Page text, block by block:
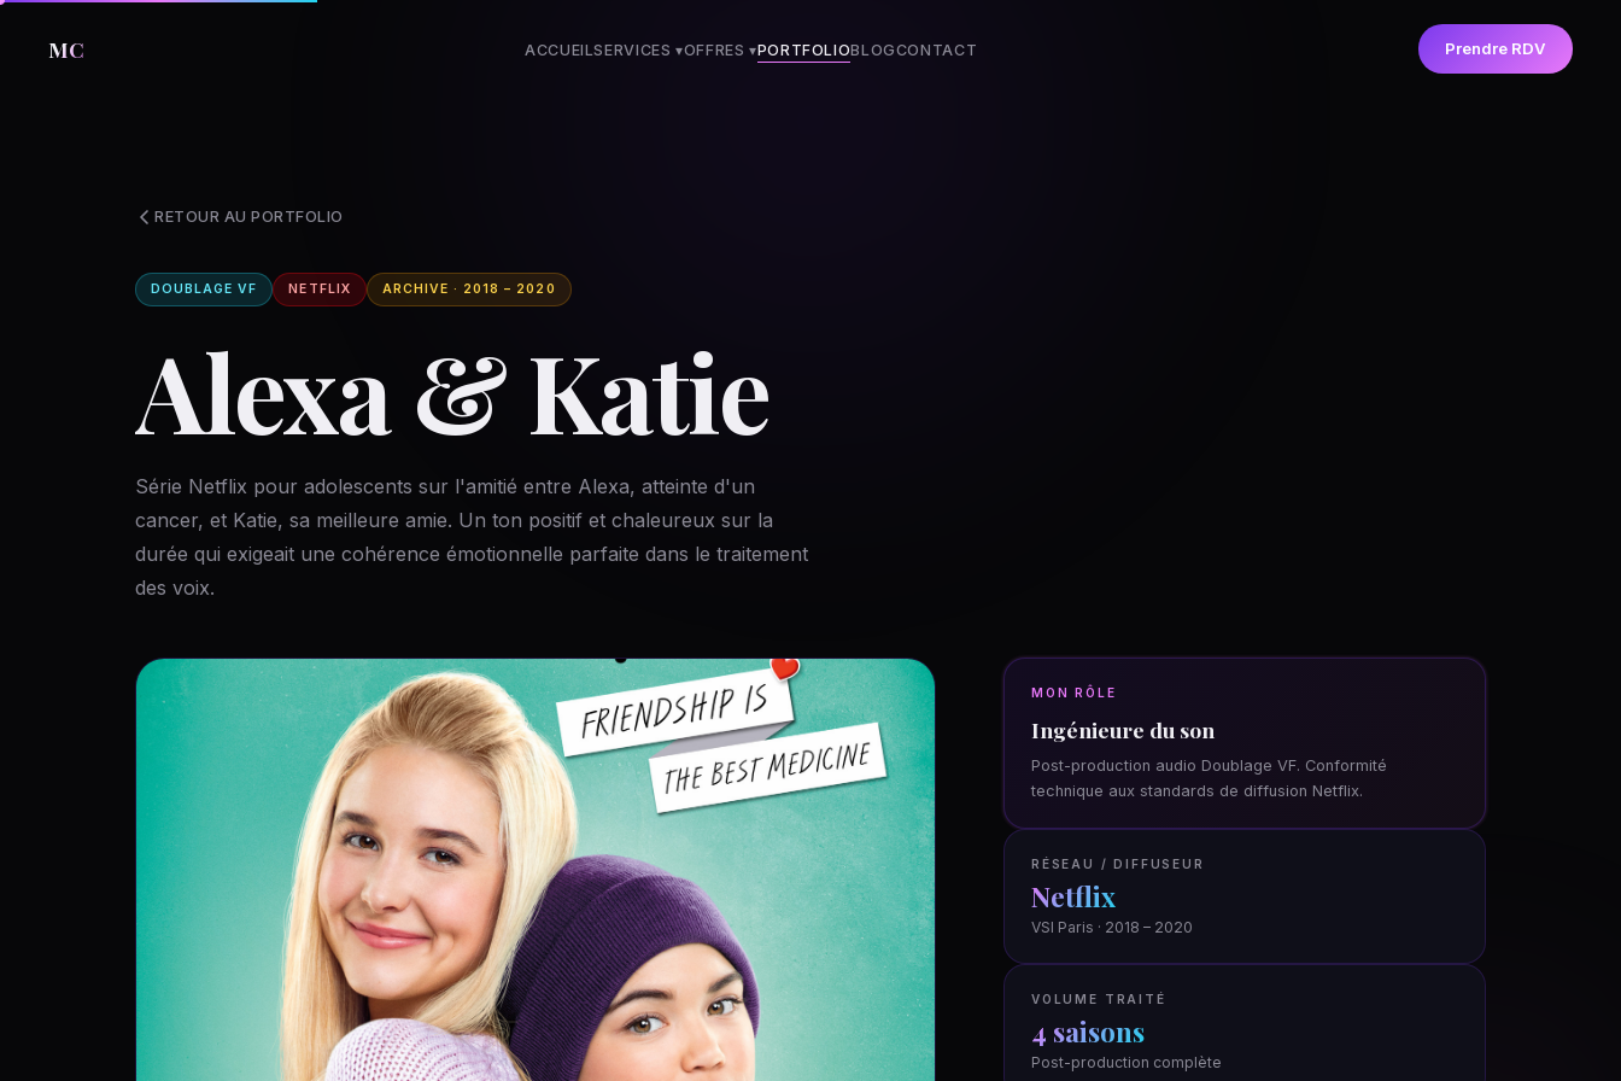
MC ACCUEILSERVICES ▾OFFRES▾PORTFOLIOBLOGCONTACT Prendre RDV
RETOUR AU PORTFOLIO
DOUBLAGE VF NETFLIX ARCHIVE · 2018 – 2020
Alexa & Katie
Série Netflix pour adolescents sur l'amitié entre Alexa, atteinte d'un
cancer, et Katie, sa meilleure amie. Un ton positif et chaleureux sur la
durée qui exigeait une cohérence émotionnelle parfaite dans le traitement
des voix.
MON RÔLE
Ingénieure du son
Post-production audio Doublage VF. Conformité
technique aux standards de diffusion Netflix.
RÉSEAU / DIFFUSEUR
Netflix
VSI Paris · 2018 – 2020
VOLUME TRAITÉ
4 saisons
Post-production complète